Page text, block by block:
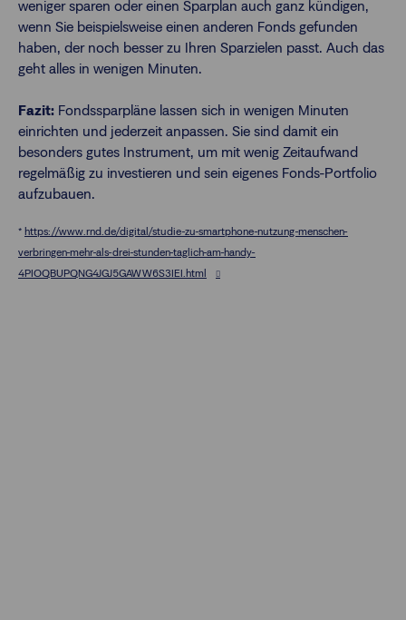
weniger sparen oder einen Sparplan auch ganz kündigen,
wenn Sie beispielsweise einen anderen Fonds gefunden
haben, der noch besser zu Ihren Sparzielen passt. Auch das
geht alles in wenigen Minuten.
Fazit: Fondssparpläne lassen sich in wenigen Minuten
einrichten und jederzeit anpassen. Sie sind damit ein
besonders gutes Instrument, um mit wenig Zeitaufwand
regelmäßig zu investieren und sein eigenes Fonds-Portfolio
aufzubauen.
* https://www.rnd.de/digital/studie-zu-smartphone-nutzung-menschen-
verbringen-mehr-als-drei-stunden-taglich-am-handy-
4PIOQBUPQNG4JGJ5GAWW6S3IEI.html